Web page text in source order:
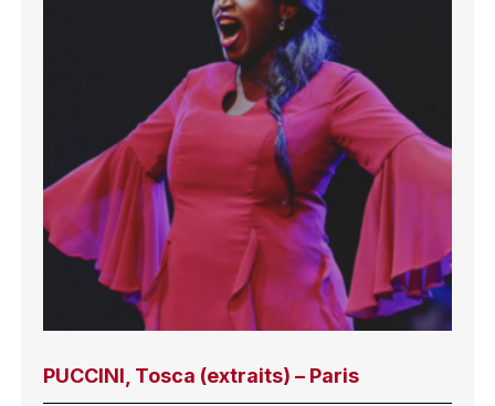
PUCCINI, Tosca (extraits) – Paris